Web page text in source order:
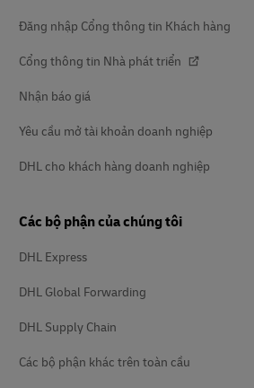
Đăng nhập Cổng thông tin Khách hàng
Cổng thông tin Nhà phát triển
Nhận báo giá
Yêu cầu mở tài khoản doanh nghiệp
DHL cho khách hàng doanh nghiệp
Các bộ phận của chúng tôi
DHL Express
DHL Global Forwarding
DHL Supply Chain
Các bộ phận khác trên toàn cầu